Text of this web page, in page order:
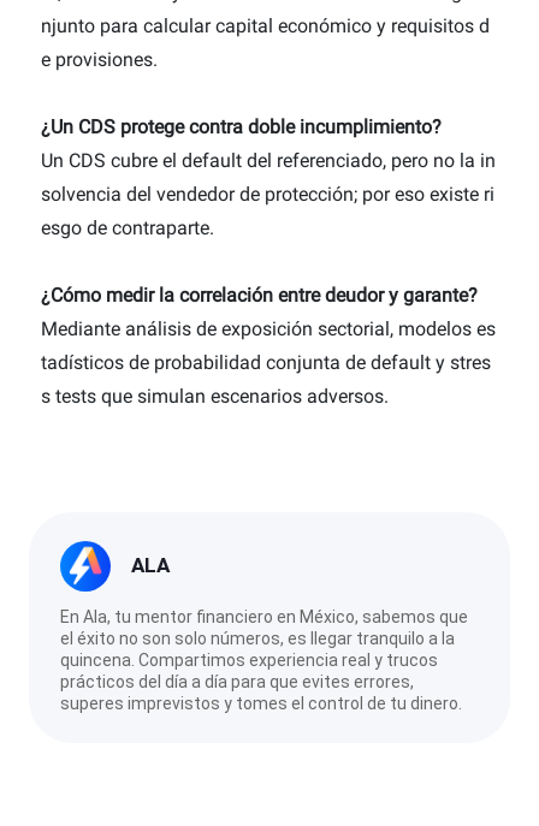
njunto para calcular capital económico y requisitos d
e provisiones.
¿Un CDS protege contra doble incumplimiento?
Un CDS cubre el default del referenciado, pero no la in
solvencia del vendedor de protección; por eso existe ri
esgo de contraparte.
¿Cómo medir la correlación entre deudor y garante?
Mediante análisis de exposición sectorial, modelos es
tadísticos de probabilidad conjunta de default y stres
s tests que simulan escenarios adversos.
ALA
En Ala, tu mentor financiero en México, sabemos que
el éxito no son solo números, es llegar tranquilo a la
quincena. Compartimos experiencia real y trucos
prácticos del día a día para que evites errores,
superes imprevistos y tomes el control de tu dinero.